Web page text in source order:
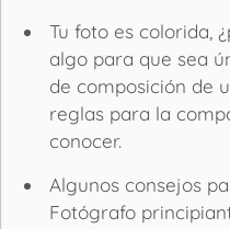
Tu foto es colorida,
algo para que sea
de composición de
reglas para la
conocer.
Algunos consejos
Fotógrafo